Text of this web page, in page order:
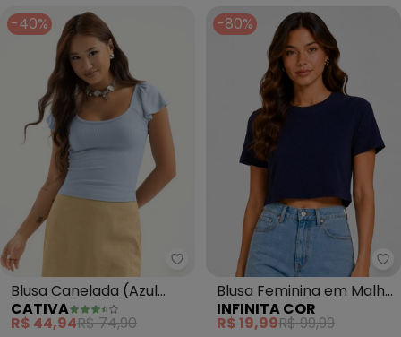
-40%
Cativa - Blusa Canelada (Azul
Blusa Canelada (Azul
Claro)
CATIVA
R$ 44,94R$ 74,90
-80%
Blusa Feminina em Malha
Tapirus (Azul)
INFINITA COR
R$ 19,99R$ 99,99